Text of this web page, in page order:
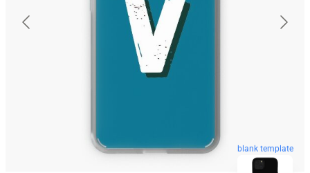
blank template